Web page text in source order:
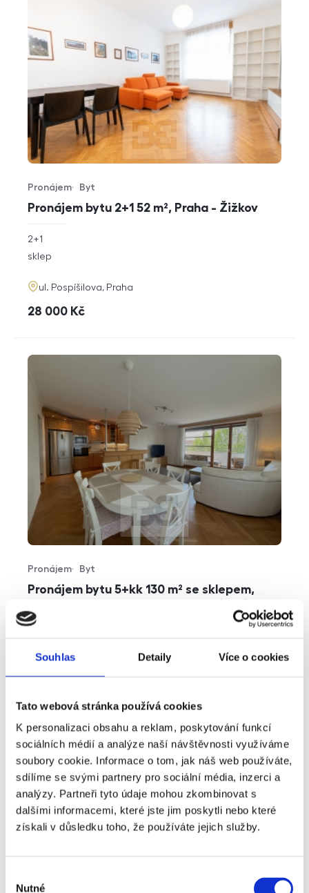
Souhlas Detaily Více o cookies
Tato webová stránka používá cookies
K personalizaci obsahu a reklam, poskytování funkcí
sociálních médií a analýze naší návštěvnosti využíváme
soubory cookie. Informace o tom, jak náš web používáte,
sdílíme se svými partnery pro sociální média, inzerci a
analýzy. Partneři tyto údaje mohou zkombinovat s
dalšími informacemi, které jste jim poskytli nebo které
získali v důsledku toho, že používáte jejich služby.
Nutné
Pronájem bytu 2+1 52 m², Praha - Žižkov
Typ nabídky
Pronájem
Typ nemovitosti
Byt
rozměry
2+1
funkce
sklep
adresa
ul. Pospíšilova, Praha
cena
28 000 Kč
Pronájem bytu 5+kk 130 m² se sklepem,
Typ nabídky
Pronájem
Typ nemovitosti
Byt
funkce
parkování sklep výtah
cena
49 000 Kč